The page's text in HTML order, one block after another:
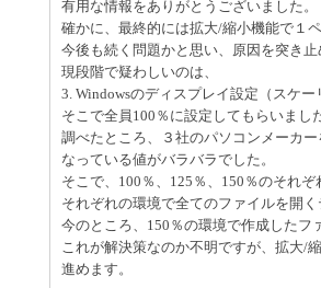
有用な情報をありがとうございました。
確かに、最終的には拡大/縮小機能で１
今後も続く問題かと思い、原因を突き止
現段階で疑わしいのは、
3. Windowsのディスプレイ設定（スケー
そこで全員100％に設定してもらいまし
調べたところ、３社のパソコンメーカ
なっている値がバラバラでした。
そこで、100％、125％、150％のそれ
それぞれの環境で全てのファイルを開く
今のところ、150％の環境で作成したフ
これが解決策なのか不明ですが、拡大/
進めます。